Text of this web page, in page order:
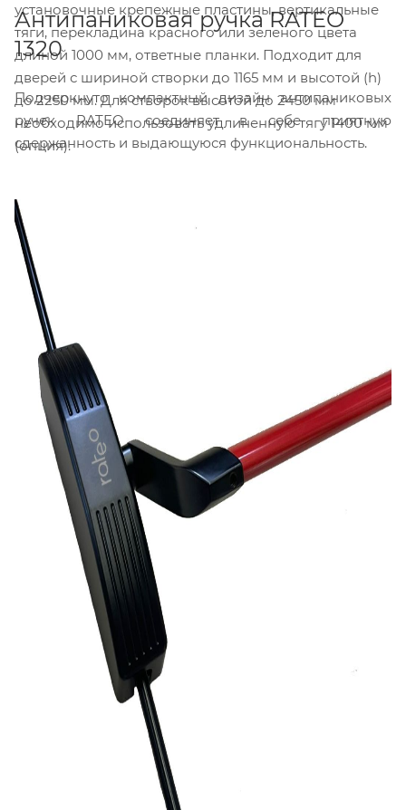
установочные крепежные пластины, вертикальные
тяги, перекладина красного или зеленого цвета
длиной 1000 мм, ответные планки. Подходит для
дверей с шириной створки до 1165 мм и высотой (h)
до 2250 мм. Для створок высотой до 2450 мм
необходимо использовать удлиненную тягу 1400 мм
(опция).
Антипаниковая ручка RATEO
1320
Подчеркнуто компактный дизайн антипаниковых
ручек RATEO соединяет в себе приятную
сдержанность и выдающуюся функциональность.